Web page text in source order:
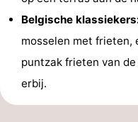
Belgische
mosselen met frieten,
puntzak frieten van
erbij.